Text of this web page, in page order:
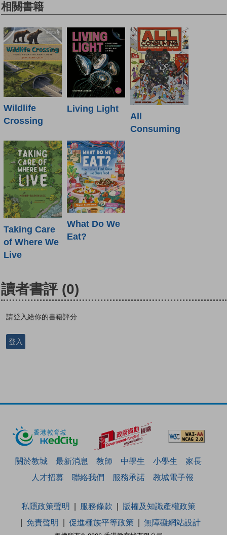
相關書籍
Wildlife
Crossing
Living Light
All
Consuming
Taking Care
of Where We
Live
What Do We
Eat?
讀者書評 (0)
請登入給你的書籍評分
登入
關於教城 最新消息 教師 中學生 小學生
家長
人才招募
聯絡我們 服務承諾 教城電子報
私隱政策聲明 服務條款
版權及知識產權政策
免責聲明
促進種族平等政策 無障礙網站設計